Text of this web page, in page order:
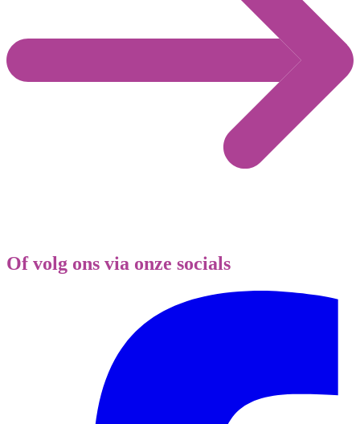
Of volg ons via onze socials